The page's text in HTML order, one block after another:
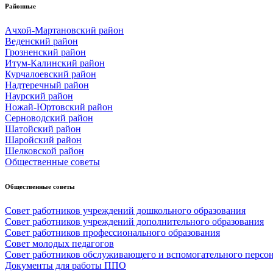
Районные
Ачхой-Мартановский район
Веденский район
Грозненский район
Итум-Калинский район
Курчалоевский район
Надтеречный район
Наурский район
Ножай-Юртовский район
Серноводский район
Шатойский район
Шаройский район
Шелковской район
Общественные советы
Общественные советы
Совет работников учреждений дошкольного образования
Совет работников учреждений дополнительного образования
Совет работников профессионального образования
Совет молодых педагогов
Совет работников обслуживающего и вспомогательного
Документы для работы ППО